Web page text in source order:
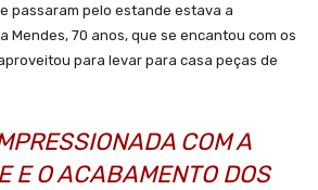
passaram pelo estande estava a
Mendes, 70 anos, que se encantou com os
para levar para casa peças de
COM A
E O ACABAMENTO DOS